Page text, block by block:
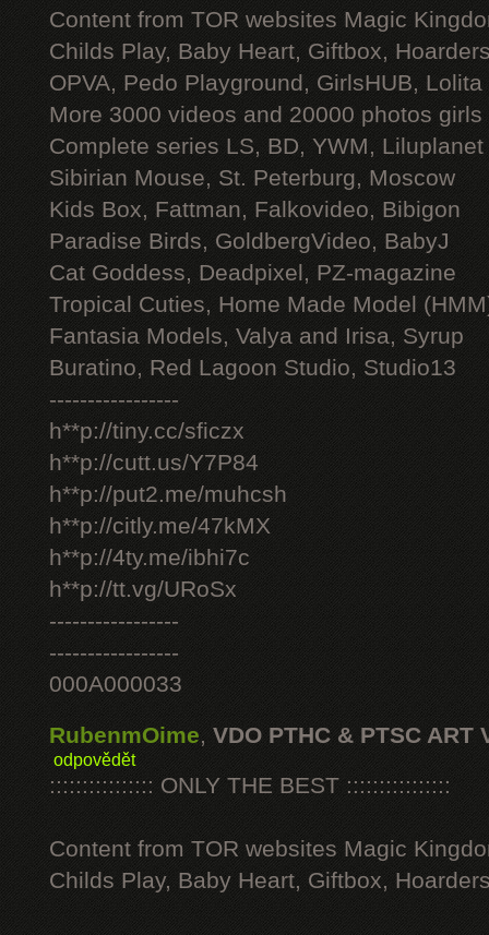
Content from TOR websites Magic
Childs Play, Baby Heart, Giftbox,
OPVA, Pedo Playground, GirlsHUB, Lolita
More 3000 videos and 20000 photos
Complete series LS, BD, YWM, Liluplanet
Sibirian Mouse, St. Peterburg, Moscow
Kids Box, Fattman, Falkovideo, Bibigon
Paradise Birds, GoldbergVideo, BabyJ
Cat Goddess, Deadpixel, PZ-magazine
Tropical Cuties, Home Made Model
Fantasia Models, Valya and Irisa, Syrup
Buratino, Red Lagoon Studio, Studio13
-----------------
h**p://tiny.cc/sficzx
h**p://cutt.us/Y7P84
h**p://put2.me/muhcsh
h**p://citly.me/47kMX
h**p://4ty.me/ibhi7c
h**p://tt.vg/URoSx
-----------------
-----------------
000A000033
RubenmOime, VDO PTHC & PTSC ART
odpovědět
:::::::::::::::: ONLY THE BEST ::::::::::::::::
Content from TOR websites Magic
Childs Play, Baby Heart, Giftbox,